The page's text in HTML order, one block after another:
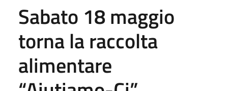
Sabato 18 maggio
torna la raccolta
alimentare